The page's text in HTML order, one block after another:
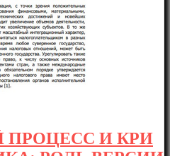
И КРИ